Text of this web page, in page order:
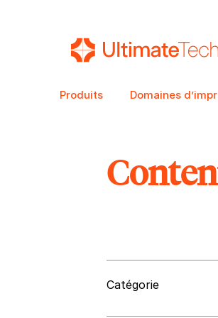
Produits Domaines
Catégorie